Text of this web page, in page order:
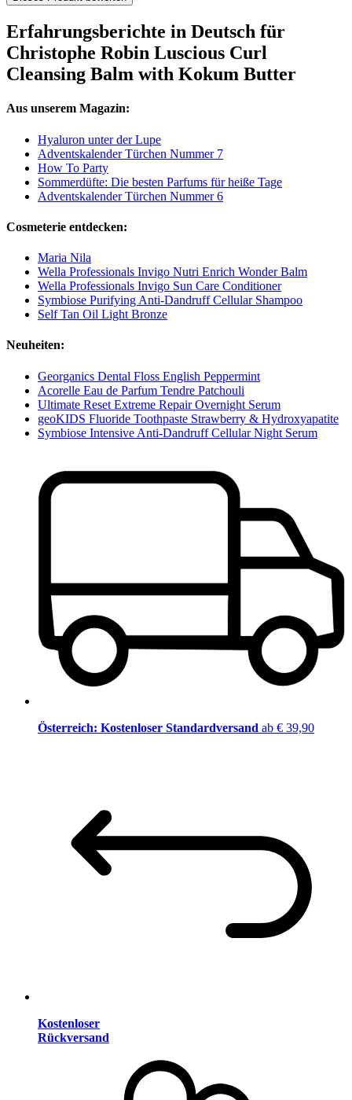
Erfahrungsberichte in Deutsch für
Christophe Robin Luscious Curl
Cleansing Balm with Kokum Butter
Aus unserem Magazin:
Hyaluron unter der Lupe
Adventskalender Türchen Nummer 7
How To Party
Sommerdüfte: Die besten Parfums für heiße Tage
Adventskalender Türchen Nummer 6
Cosmeterie entdecken:
Maria Nila
Wella Professionals Invigo Nutri Enrich Wonder Balm
Wella Professionals Invigo Sun Care Conditioner
Symbiose Purifying Anti-Dandruff Cellular Shampoo
Self Tan Oil Light Bronze
Neuheiten:
Georganics Dental Floss English Peppermint
Acorelle Eau de Parfum Tendre Patchouli
Ultimate Reset Extreme Repair Overnight Serum
geoKIDS Fluoride Toothpaste Strawberry & Hydroxyapatite
Symbiose Intensive Anti-Dandruff Cellular Night Serum
Österreich: Kostenloser Standardversand ab € 39,90
Kostenloser
Rückversand